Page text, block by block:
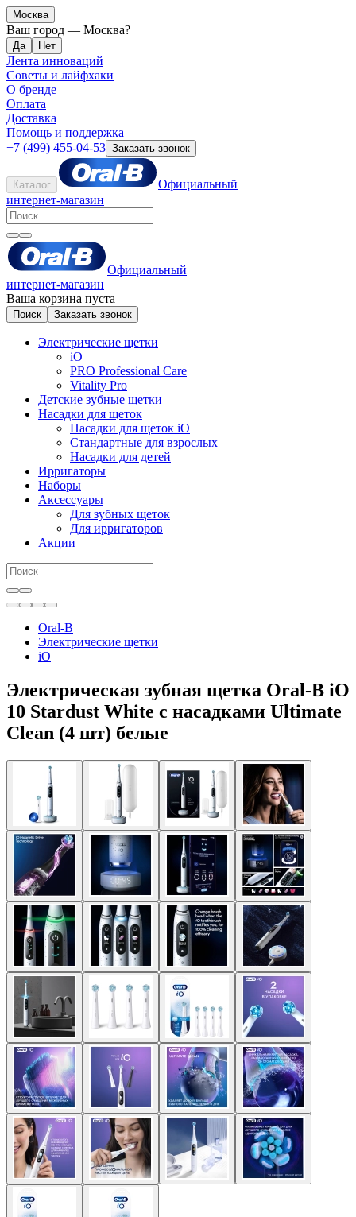
Москва
Ваш город — Москва?
Лента инноваций
Советы и лайфхаки
О бренде
Оплата
Доставка
Помощь и поддержка
+7 (499) 455-04-53 Заказать звонок
Каталог
Официальный
интернет-магазин
Официальный
интернет-магазин
Ваша корзина пуста
Поиск Заказать звонок
Электрические щетки
iO
PRO Professional Care
Vitality Pro
Детские зубные щетки
Насадки для щеток
Насадки для щеток iO
Стандартные для взрослых
Насадки для детей
Ирригаторы
Наборы
Аксессуары
Для зубных щеток
Для ирригаторов
Акции
Oral-B
Электрические щетки
iO
Электрическая зубная щетка Oral-B iO
10 Stardust White с насадками Ultimate
Clean (4 шт) белые